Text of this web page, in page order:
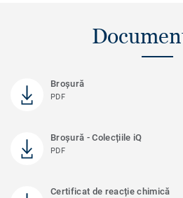
Broșură
PDF
Broșură - Colecțiile iQ
PDF
Certificat de reacție chimică